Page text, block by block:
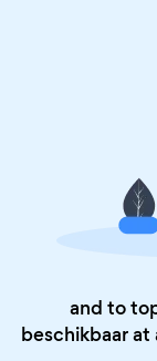
and to
beschikbaar at